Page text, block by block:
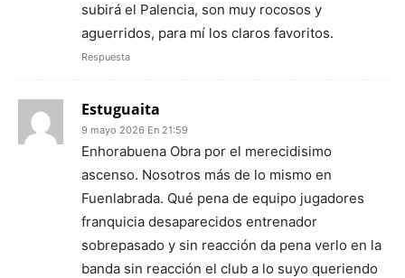
subirá el Palencia, son muy rocosos y
aguerridos, para mí los claros favoritos.
Respuesta
Estuguaita
9 mayo 2026 En 21:59
Enhorabuena Obra por el merecidisimo
ascenso. Nosotros más de lo mismo en
Fuenlabrada. Qué pena de equipo jugadores
franquicia desaparecidos entrenador
sobrepasado y sin reacción da pena verlo en la
banda sin reacción el club a lo suyo queriendo